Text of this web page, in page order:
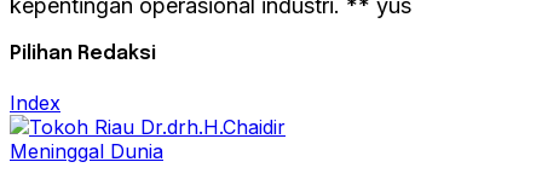
kepentingan operasional industri. ** yus
Pilihan Redaksi
Index